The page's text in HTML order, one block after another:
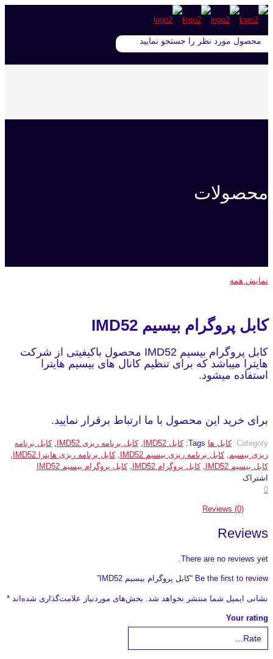
محصولات
نمایش همه
کابل پروگرام بیسیم IMD52
کابل پروگرام بیسیم IMD52 محصول باکیفیتی از شرکت
هایترا میباشد که برای تنظیم کانال های بیسیم هایترا
استفاده میشود.
برای خرید این محصول با ما ارتباط برقرار نمایید.
Category: کابل ها Tags: کابل IMD52 ,کابل برنامه ریزی IMD52 ,کابل برنامه
ریزی بیسیم,کابل برنامه ریزی بیسیم IMD52 ,کابل برنامه ریزی هایترا IMD52
,
کابل بیسیم IMD52
,کابل پروگرام IMD52 ,کابل پروگرام بیسیم IMD52
اشتراک
0
Reviews (0)
Reviews
There are no reviews yet.
Be the first to review “کابل پروگرام بیسیم IMD52”
نشانی ایمیل شما منتشر نخواهد شد. بخش‌های موردنیاز علامت‌گذاری شده‌اند *
Your rating